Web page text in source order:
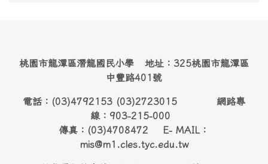
桃園市龍潭區潛龍國民小學 地址：325桃園市龍潭區
中豐路401號
電話：(03)4792153 (03)2723015 網路專
線：903-215-000
傳真：(03)4708472 E- MAIL：
mis@m1.cles.tyc.edu.tw